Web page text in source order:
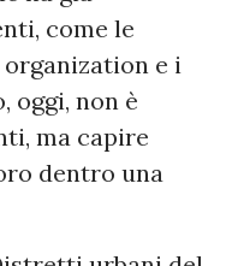
come le
e i
non è
ma capire
dentro una